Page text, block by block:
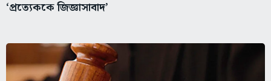
‘প্রত্যেককে জিজ্ঞাসাবাদ’